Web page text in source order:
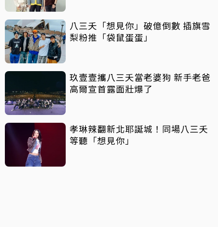
八三夭「想見你」破億倒數 插旗雪
梨粉推「袋鼠蛋蛋」
玖壹壹攜八三夭當老婆狗 新手老爸
高爾宣首露面壯爆了
孝琳辣翻新北耶誕城！同場八三夭
等聽「想見你」